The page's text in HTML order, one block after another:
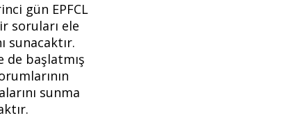
gün EPFCL
soruları ele
sunacaktır.
de başlatmış
sunma